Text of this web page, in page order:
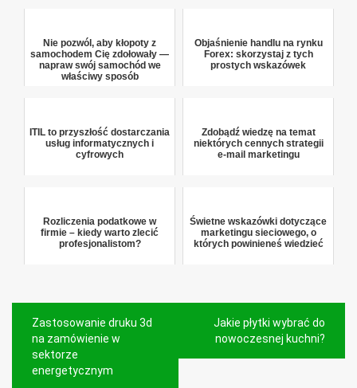
Nie pozwól, aby kłopoty z
samochodem Cię zdołowały —
napraw swój samochód we
właściwy sposób
Objaśnienie handlu na rynku
Forex: skorzystaj z tych
prostych wskazówek
ITIL to przyszłość dostarczania
usług informatycznych i
cyfrowych
Zdobądź wiedzę na temat
niektórych cennych strategii
e-mail marketingu
Rozliczenia podatkowe w
firmie – kiedy warto zlecić
profesjonalistom?
Świetne wskazówki dotyczące
marketingu sieciowego, o
których powinieneś wiedzieć
Nawigacja
wpisu
Zastosowanie druku 3d
na zamówienie w
sektorze
energetycznym
Jakie płytki wybrać do
nowoczesnej kuchni?